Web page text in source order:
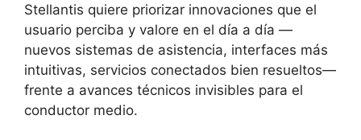
Stellantis quiere priorizar innovaciones que el
usuario perciba y valore en el día a día —
nuevos sistemas de asistencia, interfaces más
intuitivas, servicios conectados bien resueltos—
frente a avances técnicos invisibles para el
conductor medio.